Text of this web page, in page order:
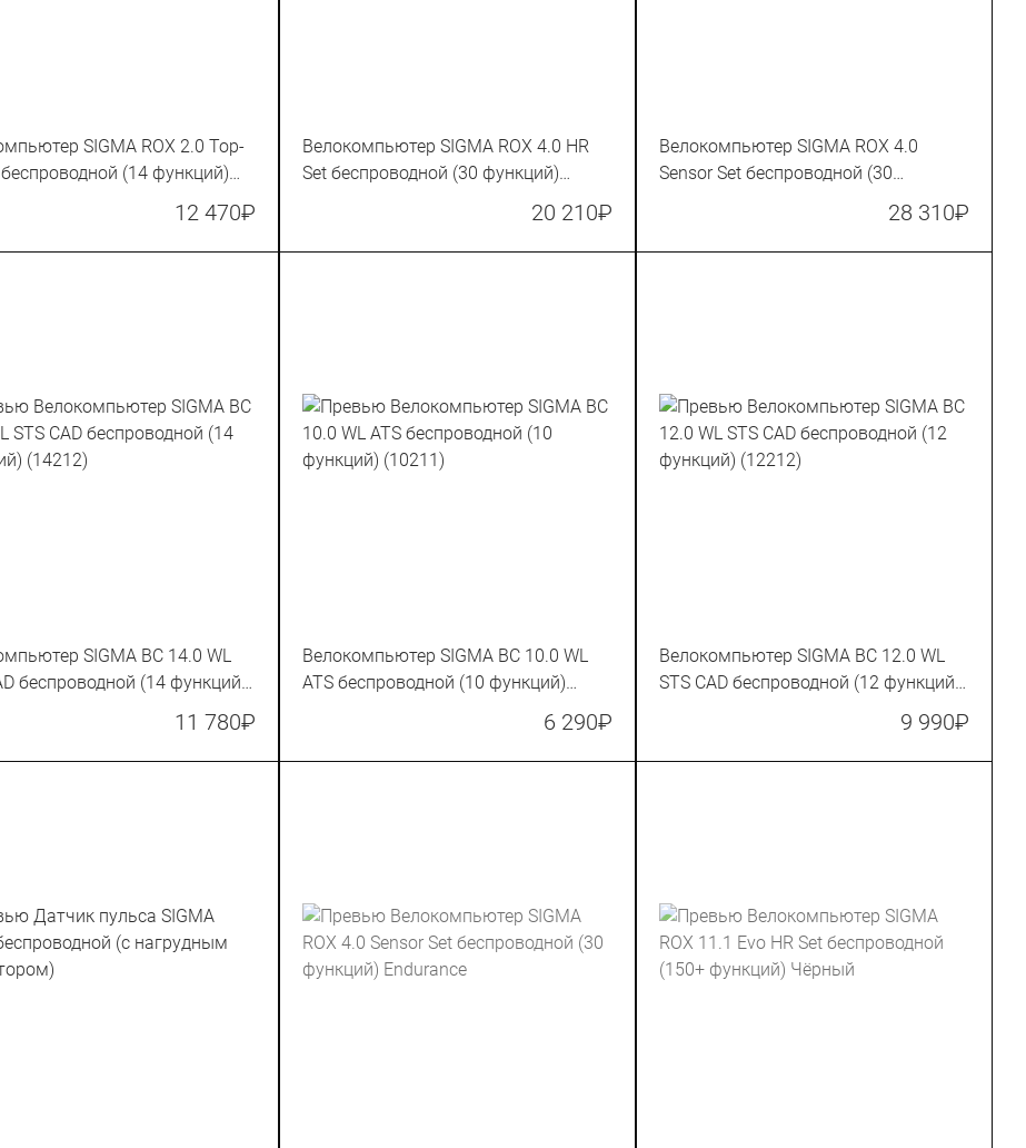
SIGMA ROX 2.0 Top-
(14 функций)
12 470₽
Велокомпьютер SIGMA ROX 4.0 HR
Set беспроводной (30 функций)
20 210₽
Велокомпьютер SIGMA ROX 4.0
Sensor Set беспроводной (30
28 310₽
SIGMA BC 14.0 WL
беспроводной (14 функций)
11 780₽
Велокомпьютер SIGMA BC 10.0 WL
ATS беспроводной (10 функций)
6 290₽
Велокомпьютер SIGMA BC 12.0 WL
STS CAD беспроводной (12 функций)
9 990₽